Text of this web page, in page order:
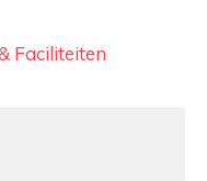
Faciliteiten